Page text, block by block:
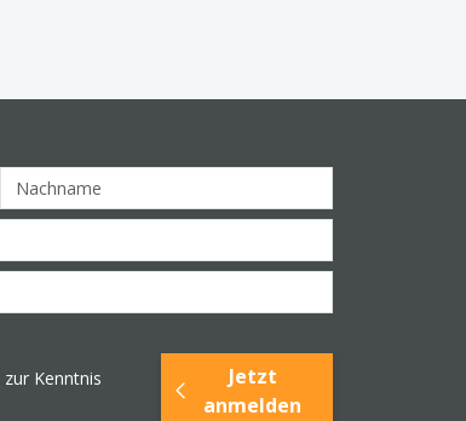
zur Kenntnis
Jetzt
anmelden